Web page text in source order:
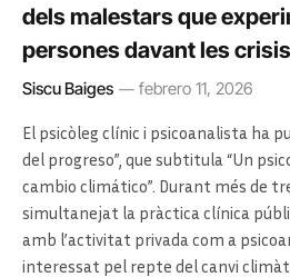
dels malestars que
persones davant les
Siscu Baiges febrero 11, 2026
El psicòleg clínic i psicoanalista ha
del progreso”, que subtitula “Un
cambio climático”. Durant més de
simultanejat la pràctica clínica
amb l’activitat privada com a
interessat pel repte del canvi